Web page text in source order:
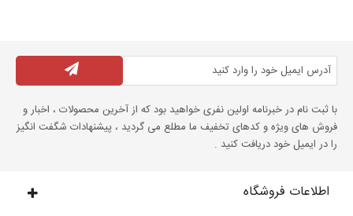
با ثبت نام در خبرنامه اولین نفری خواهید بود که از آخرین محصولات ، اخبار و
فروش های ویژه و کدهای تخفیف ما مطلع می گردید ، پیشنهادات شگفت انگیز
را در ایمیل خود دریافت کنید .
اطلاعات فروشگاه